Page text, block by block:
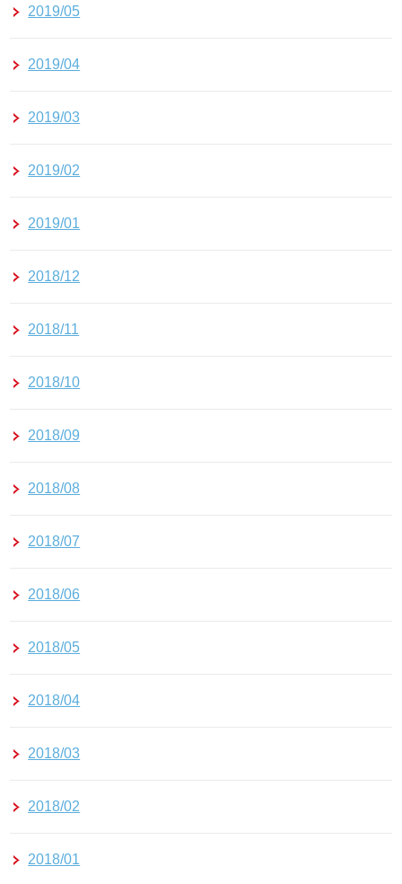
2019/05
2019/04
2019/03
2019/02
2019/01
2018/12
2018/11
2018/10
2018/09
2018/08
2018/07
2018/06
2018/05
2018/04
2018/03
2018/02
2018/01